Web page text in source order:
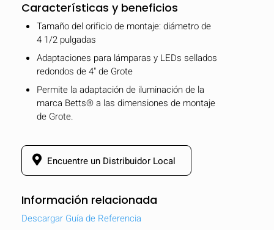
Características y beneficios
Tamaño del orificio de montaje: diámetro de
4 1/2 pulgadas
Adaptaciones para lámparas y LEDs sellados
redondos de 4" de Grote
Permite la adaptación de iluminación de la
marca Betts® a las dimensiones de montaje
de Grote.
Encuentre un Distribuidor Local
Información relacionada
Descargar Guía de Referencia